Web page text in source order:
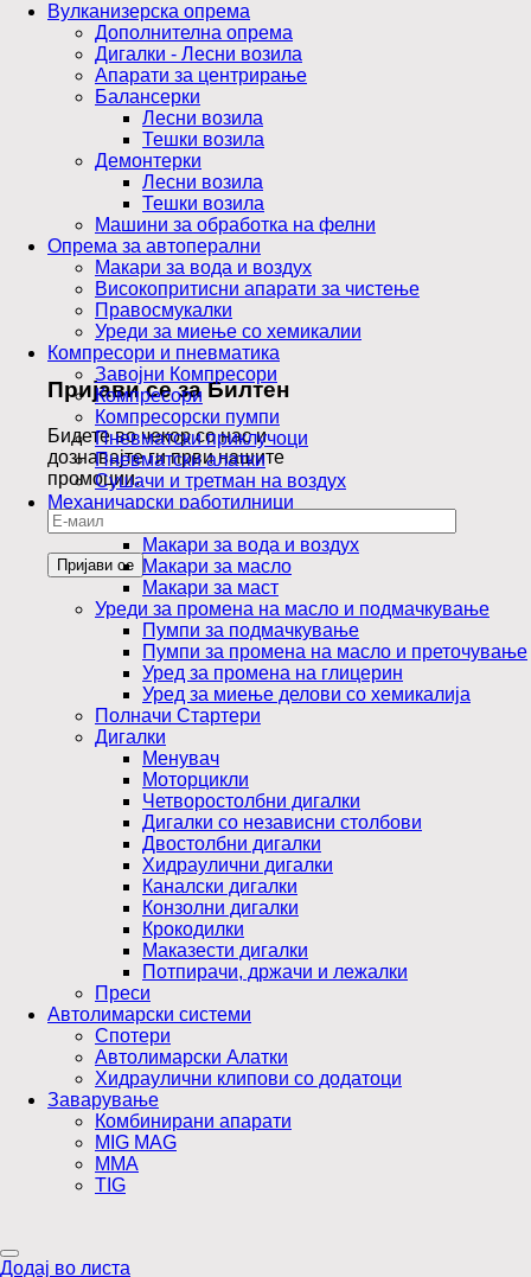
Пријави се за Билтен
Бидете во чекор со нас и
дознавајте ги први нашите
промоции.
Вулканизерска опрема
Дополнителна опрема
Дигалки - Лесни возила
Апарати за центрирање
Балансерки
Лесни возила
Тешки возила
Демонтерки
Лесни возила
Тешки возила
Машини за обработка на фелни
Опрема за автоперални
Макари за вода и воздух
Високопритисни апарати за чистење
Правосмукалки
Уреди за миење со хемикалии
Компресори и пневматика
Завојни Компресори
Компресори
Компресорски пумпи
Пневматски приклучоци
Пневматски алатки
Сушачи и третман на воздух
Механичарски работилници
Макари
Макари за вода и воздух
Макари за масло
Макари за маст
Уреди за промена на масло и подмачкување
Пумпи за подмачкување
Пумпи за промена на масло и преточување
Уред за промена на глицерин
Уред за миење делови со хемикалија
Полначи Стартери
Дигалки
Менувач
Моторцикли
Четворостолбни дигалки
Дигалки со независни столбови
Двостолбни дигалки
Хидраулични дигалки
Каналски дигалки
Конзолни дигалки
Крокодилки
Маказести дигалки
Потпирачи, држачи и лежалки
Преси
Автолимарски системи
Спотери
Автолимарски Алатки
Хидраулични клипови со додатоци
Заварување
Комбинирани апарати
MIG MAG
MMA
TIG
Додај во листа